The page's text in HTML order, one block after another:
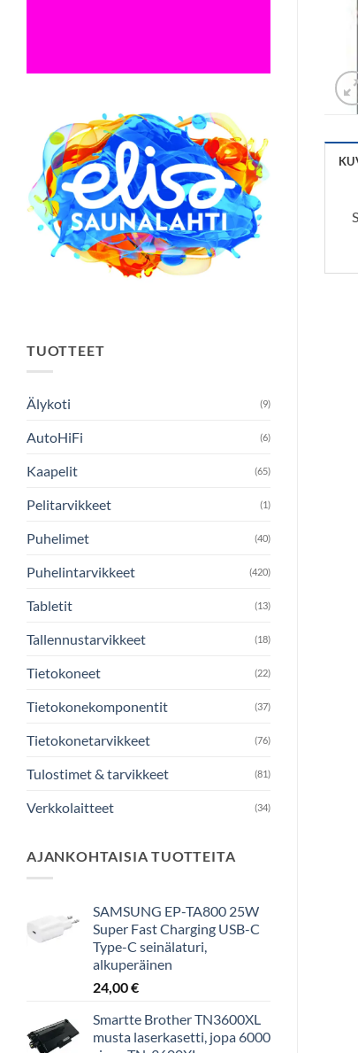
TUOTTEET
Älykoti (9)
AutoHiFi (6)
Kaapelit (65)
Pelitarvikkeet (1)
Puhelimet (40)
Puhelintarvikkeet (420)
Tabletit (13)
Tallennustarvikkeet (18)
Tietokoneet (22)
Tietokonekomponentit (37)
Tietokonetarvikkeet (76)
Tulostimet & tarvikkeet (81)
Verkkolaitteet (34)
AJANKOHTAISIA TUOTTEITA
SAMSUNG EP-TA800 25W
Super Fast Charging USB-C
Type-C seinälaturi,
alkuperäinen
24,00€
Smartte Brother TN3600XL
musta laserkasetti, jopa 6000